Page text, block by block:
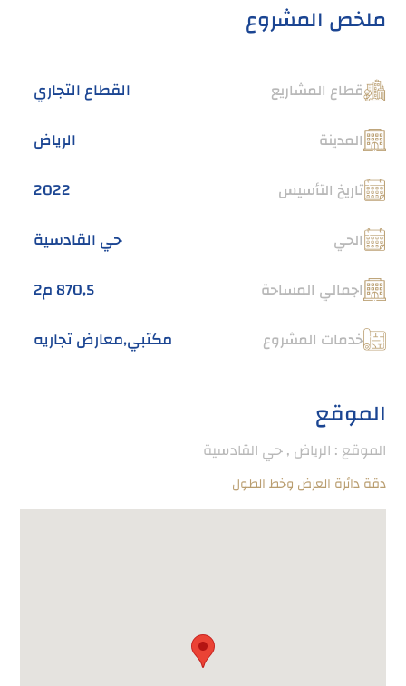
ملخص المشروع
قطاع المشاريع القطاع التجاري
المدينة الرياض
تاريخ التأسيس 2022
الحي حي القادسية
اجمالي المساحة 870٫5 م2
خدمات المشروع مكتبي,معارض تجاريه
الموقع
الموقع : الرياض , حي القادسية
دقة دائرة العرض وخط الطول